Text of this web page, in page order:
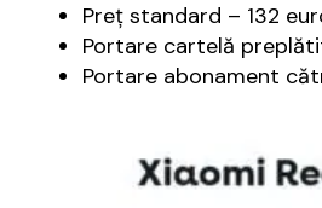
Preţ standard – 132
Portare cartelă
Portare abonament